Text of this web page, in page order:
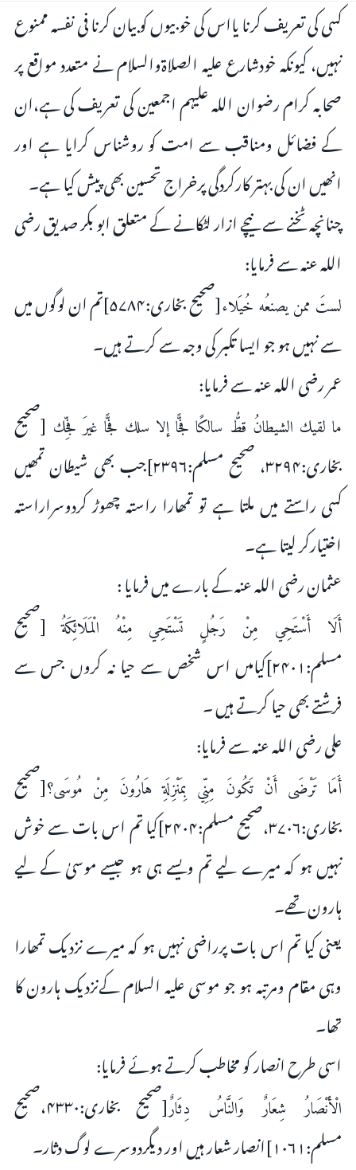
کسى کى تعریف کرنا یااس کى خوبیوں کو بیان کرنا فی نفسہ ممنوع
نہیں، کیونکہ خودشارع علیہ الصلاۃوالسلام نے متعدد مواقع پر
صحابہ کرام رضوان اللہ علیہم اجمعین کى تعریف کى ہے،ان
کے فضائل ومناقب سے امت کو روشناس کرایا ہے اور
انھیں ان کى بہتر کارکردگى پرخراج تحسین بھى پیش کیا ہے۔
چنانچہ ٹخنے سے نیچے ازار لٹکانے کے متعلق ابو بکر صدیق رضی
اللہ عنہ سے فرمایا:
لستَ ممن يصنعُه خُيَلاء
[صحیح بخارى:۵۷۸۴]تم ان لوگوں میں
سے نہیں ہو جو ایسا تکبر کى وجہ سے کرتے ہیں۔
عمر رضی اللہ عنہ سے فرمایا:
ما لقيك الشيطانُ قطُّ سالكًا فجًّا إلا سلك فجًّا غيرَ فجِّك [صحیح
بخارى:۳۲۹۴، صحیح مسلم:۲۳۹۶]جب بھى شیطان تمھیں
کسى راستے میں ملتا ہے تو تمھارا راستہ چھوڑ کردوسراراستہ
اختیارکر لیتا ہے۔
عثمان رضی اللہ عنہ کے بارے میں فرمایا :
أَلَا أَسْتَحِي مِنْ رَجُلٍ تَسْتَحِي مِنْهُ الْمَلَائِكَةُ[صحیح
مسلم:۲۴۰۱]کیامىں اس شخص سے حیا نہ کروں جس سے
فرشتے بھى حیا کرتے ہیں ۔
على رضی اللہ عنہ سے فرمایا:
أَمَا تَرْضَى أَنْ تَكُونَ مِنِّي بِمَنْزِلَةِ هَارُونَ مِنْ مُوسَى؟[صحیح
بخاری:۳۷۰۶،صحیح مسلم:۲۴۰۴]کیا تم اس بات سے خوش
نہیں ہو کہ میرے لیے تم ویسے ہى ہو جیسے موسیٰ کے لیے
ہارون تھے۔
یعنى کیا تم اس بات پرراضى نہیں ہو کہ میرے نزدیک تمھارا
وہی مقام ومرتبہ ہو جو موسی علیہ السلام کےنزدیک ہارون کا
تھا۔
اسى طرح انصار کو مخاطب کرتے ہوئے فرمایا:
الْأَنْصَارُ شِعَارٌ وَالنَّاسُ دِثَارٌ
[صحیح بخاری:۴۳۳۰،صحیح
مسلم:۱۰۶۱]انصار شعار ہیں اور دیگردوسرے لوگ دثار۔